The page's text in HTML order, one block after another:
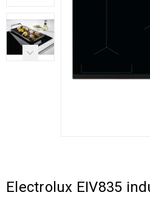
Electrolux EIV835